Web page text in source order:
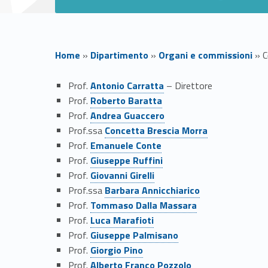
Home » Dipartimento » Organi e commissioni »
C
o
m
m
i
s
Prof.Link identifier #identifier__173033-1
Antonio Carratta – Direttore
Prof. Link identifier #identifier__99091-2
Roberto Baratta
Prof.Link identifier #identifier__116579-3
Andrea Guaccero
Prof.ssa Link identifier #identifier__30679-4
Concetta Brescia Morra
Prof. Link identifier #identifier__39359-5
Emanuele Conte
Prof. Link identifier #identifier__57900-6
Giuseppe Ruffini
Prof. Link identifier #identifier__177737-7
Giovanni Girelli
Prof.ssaLink identifier #identifier__31683-8
Barbara Annicchiarico
Prof. Link identifier #identifier__135457-9
Tommaso Dalla Massara
Prof. Link identifier #identifier__119242-10
Luca Marafioti
Prof. Link identifier #identifier__44011-11
Giuseppe Palmisano
Prof. Link identifier #identifier__199696-12
Giorgio Pino
Prof.Link identifier #identifier__11225-13
Alberto Franco Pozzolo